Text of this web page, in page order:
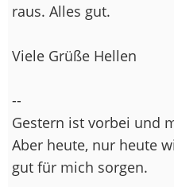
raus. Alles gut.
Viele Grüße Hellen
--
Gestern ist vorbei und
Aber heute, nur heute
gut für mich sorgen.